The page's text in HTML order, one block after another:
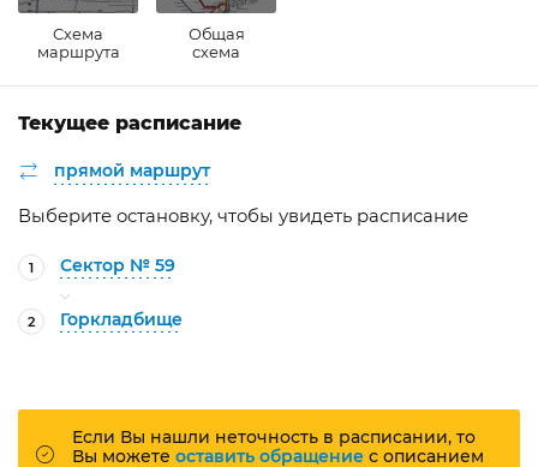
Схема
маршрута
Общая
схема
Текущее расписание
прямой маршрут
Выберите остановку, чтобы увидеть расписание
1 Сектор № 59
2 Горкладбище
Если Вы нашли неточность в расписании, то
Вы можете оставить обращение с описанием